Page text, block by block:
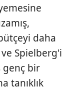
daha
Spielberg'i
genç bir
tanıklık